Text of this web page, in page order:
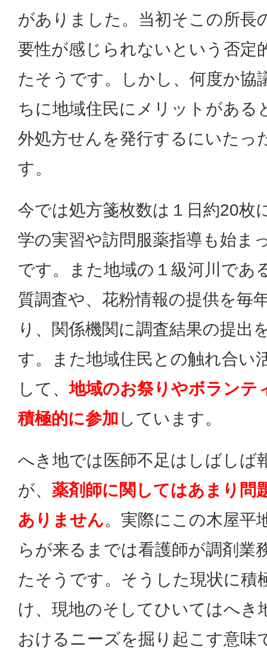
がありました。当初そこの所長
要性が感じられないという否定
たそうです。しかし、何度か協
ちに地域住民にメリットがある
外処方せんを発行するにいたっ
す。
今では処方箋枚数は１日約20枚
学の実習や訪問服薬指導も始ま
です。また地域の１級河川であ
質調査や、花粉情報の提供を毎
り、関係機関に調査結果の提出
す。また地域住民との触れ合い
して、地域のお祭りやボランテ
積極的に参加 しています。
へき地では医師不足はしばしば
が、 薬剤師に関してはあまり問
ありません。実際にこの木屋平
らが来るまでは看護師が調剤業
たそうです。そうした現状に積
け、現地のそしてひいてはへき
おけるニーズを掘り起こす意味